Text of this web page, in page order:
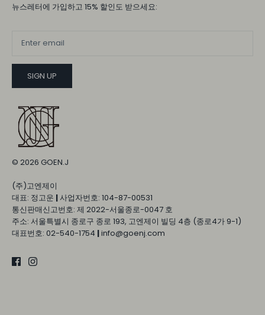
뉴스레터에 가입하고 15% 할인도 받으세요:
SIGN UP
© 2026 GOEN.J
(주)고엔제이
대표: 정고운 |사업자번호: 104-87-00531
통신판매신고번호: 제 2022-서울종로-0047 호
주소: 서울특별시 종로구 종로 193, 고엔제이 빌딩 4층 (종로4가 9-1)
대표번호: 02-540-1754 |info@goenj.com